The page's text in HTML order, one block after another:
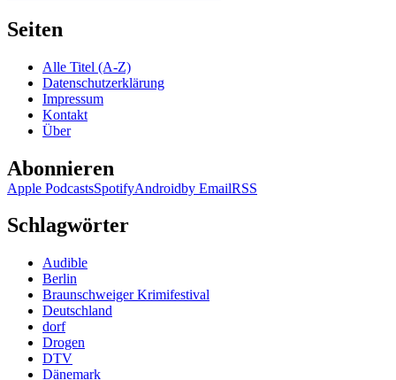
Seiten
Alle Titel (A-Z)
Datenschutzerklärung
Impressum
Kontakt
Über
Abonnieren
Apple PodcastsSpotifyAndroidby EmailRSS
Schlagwörter
Audible
Berlin
Braunschweiger Krimifestival
Deutschland
dorf
Drogen
DTV
Dänemark